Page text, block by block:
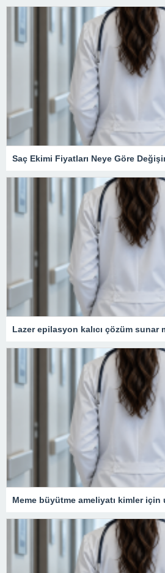
Saç Ekimi Fiyatları Neye Göre
Lazer epilasyon kalıcı çözüm sunar
Meme büyütme ameliyatı kimler